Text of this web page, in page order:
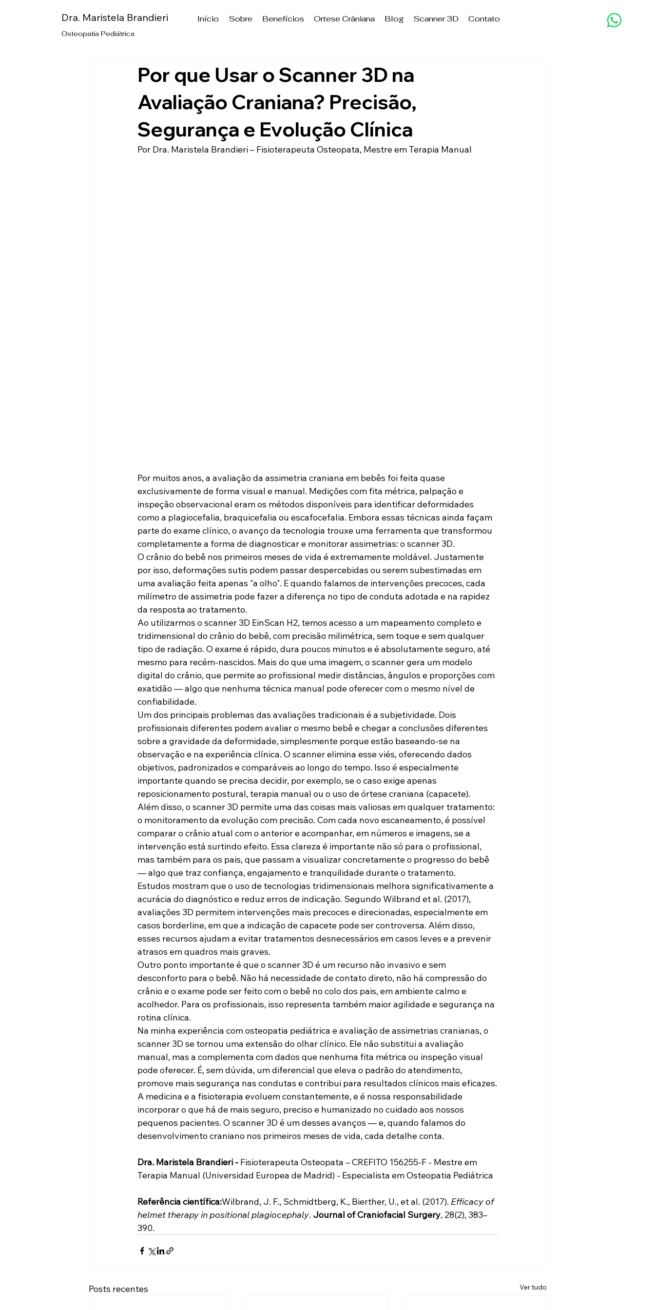
Dra. Maristela Brandieri
Osteopatia Pediátrica
Início Sobre Benefícios Ortese Crâniana Blog Scanner 3D Contato
Por que Usar o Scanner 3D na
Avaliação Craniana? Precisão,
Segurança e Evolução Clínica
Por Dra. Maristela Brandieri – Fisioterapeuta Osteopata, Mestre em Terapia Manual
Por muitos anos, a avaliação da assimetria craniana em bebês foi feita quase
exclusivamente de forma visual e manual. Medições com fita métrica, palpação e
inspeção observacional eram os métodos disponíveis para identificar deformidades
como a plagiocefalia, braquicefalia ou escafocefalia. Embora essas técnicas ainda façam
parte do exame clínico, o avanço da tecnologia trouxe uma ferramenta que transformou
completamente a forma de diagnosticar e monitorar assimetrias: o scanner 3D.
O crânio do bebê nos primeiros meses de vida é extremamente moldável. Justamente
por isso, deformações sutis podem passar despercebidas ou serem subestimadas em
uma avaliação feita apenas "a olho". E quando falamos de intervenções precoces, cada
milímetro de assimetria pode fazer a diferença no tipo de conduta adotada e na rapidez
da resposta ao tratamento.
Ao utilizarmos o scanner 3D EinScan H2, temos acesso a um mapeamento completo e
tridimensional do crânio do bebê, com precisão milimétrica, sem toque e sem qualquer
tipo de radiação. O exame é rápido, dura poucos minutos e é absolutamente seguro, até
mesmo para recém-nascidos. Mais do que uma imagem, o scanner gera um modelo
digital do crânio, que permite ao profissional medir distâncias, ângulos e proporções com
exatidão — algo que nenhuma técnica manual pode oferecer com o mesmo nível de
confiabilidade.
Um dos principais problemas das avaliações tradicionais é a subjetividade. Dois
profissionais diferentes podem avaliar o mesmo bebê e chegar a conclusões diferentes
sobre a gravidade da deformidade, simplesmente porque estão baseando-se na
observação e na experiência clínica. O scanner elimina esse viés, oferecendo dados
objetivos, padronizados e comparáveis ao longo do tempo. Isso é especialmente
importante quando se precisa decidir, por exemplo, se o caso exige apenas
reposicionamento postural, terapia manual ou o uso de órtese craniana (capacete).
Além disso, o scanner 3D permite uma das coisas mais valiosas em qualquer tratamento:
o monitoramento da evolução com precisão. Com cada novo escaneamento, é possível
comparar o crânio atual com o anterior e acompanhar, em números e imagens, se a
intervenção está surtindo efeito. Essa clareza é importante não só para o profissional,
mas também para os pais, que passam a visualizar concretamente o progresso do bebê
— algo que traz confiança, engajamento e tranquilidade durante o tratamento.
Estudos mostram que o uso de tecnologias tridimensionais melhora significativamente a
acurácia do diagnóstico e reduz erros de indicação. Segundo Wilbrand et al. (2017),
avaliações 3D permitem intervenções mais precoces e direcionadas, especialmente em
casos borderline, em que a indicação de capacete pode ser controversa. Além disso,
esses recursos ajudam a evitar tratamentos desnecessários em casos leves e a prevenir
atrasos em quadros mais graves.
Outro ponto importante é que o scanner 3D é um recurso não invasivo e sem
desconforto para o bebê. Não há necessidade de contato direto, não há compressão do
crânio e o exame pode ser feito com o bebê no colo dos pais, em ambiente calmo e
acolhedor. Para os profissionais, isso representa também maior agilidade e segurança na
rotina clínica.
Na minha experiência com osteopatia pediátrica e avaliação de assimetrias cranianas, o
scanner 3D se tornou uma extensão do olhar clínico. Ele não substitui a avaliação
manual, mas a complementa com dados que nenhuma fita métrica ou inspeção visual
pode oferecer. É, sem dúvida, um diferencial que eleva o padrão do atendimento,
promove mais segurança nas condutas e contribui para resultados clínicos mais eficazes.
A medicina e a fisioterapia evoluem constantemente, e é nossa responsabilidade
incorporar o que há de mais seguro, preciso e humanizado no cuidado aos nossos
pequenos pacientes. O scanner 3D é um desses avanços — e, quando falamos do
desenvolvimento craniano nos primeiros meses de vida, cada detalhe conta.
Dra. Maristela Brandieri - Fisioterapeuta Osteopata – CREFITO 156255-F - Mestre em
Terapia Manual (Universidad Europea de Madrid) - Especialista em Osteopatia Pediátrica
Referência científica:Wilbrand, J. F., Schmidtberg, K., Bierther, U., et al. (2017). Efficacy of
helmet therapy in positional plagiocephaly. Journal of Craniofacial Surgery, 28(2), 383–
390.
Posts recentes Ver tudo